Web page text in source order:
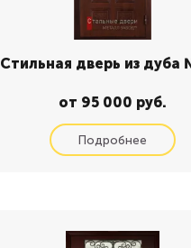
Стильная дверь из дуба
от 95 000 руб.